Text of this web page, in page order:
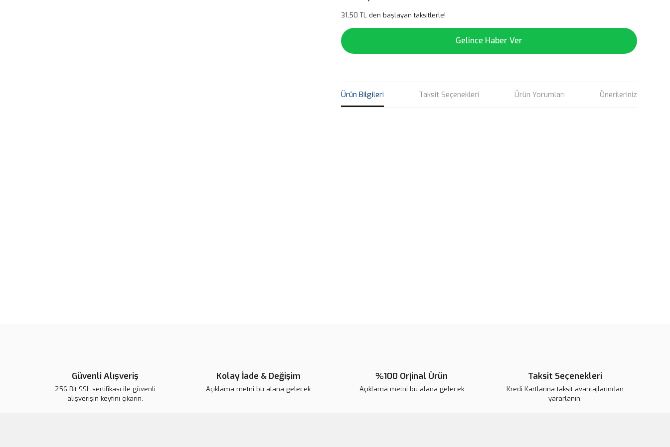
31,50 TL den başlayan taksitlerle!
Gelince Haber Ver
Ürün Bilgileri Taksit Seçenekleri Ürün Yorumları Önerileriniz
Güvenli Alışveriş
256 Bit SSL sertifikası ile güvenli
alışverişin keyfini çıkarın.
Kolay İade & Değişim
Açıklama metni bu alana gelecek
%100 Orjinal Ürün
Açıklama metni bu alana gelecek
Taksit Seçenekleri
Kredi Kartlarına taksit avantajlarından
yararlanın.